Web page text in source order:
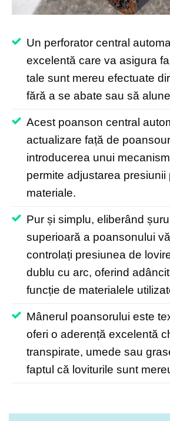
Un perforator central
excelentă care va asigura
tale sunt mereu efectuate
fără a se abate sau să
Acest poanson central
actualizare față de
introducerea unui
permite adjustarea presiunii
materiale.
Pur și simplu, eliberând
superioară a poansonului
controlați presiunea de
dublu cu arc, oferind
funcție de materialele
Mânerul poansorului este
oferi o aderență excelentă
transpirate, umede sau
faptul că loviturile sunt